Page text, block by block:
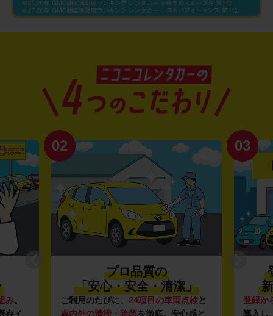
み。
存イ
02
プロ品質の
「安心・安全・清潔」
ご利用のたびに、 24項目の車両点検と
車内外の清掃・除菌を徹底。安心感と
03
登録か
導入し